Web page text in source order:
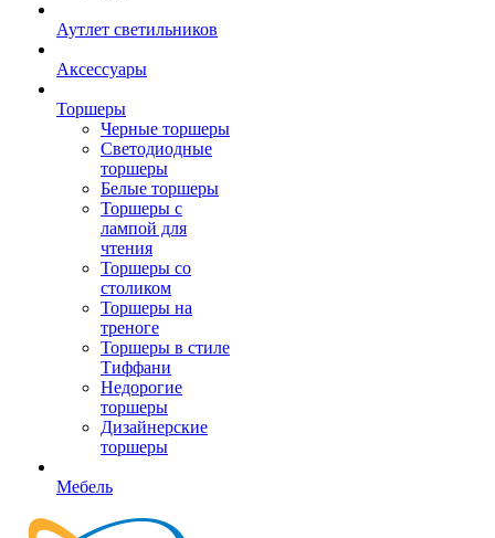
Аутлет светильников
Аксессуары
Торшеры
Черные торшеры
Светодиодные
торшеры
Белые торшеры
Торшеры с
лампой для
чтения
Торшеры со
столиком
Торшеры на
треноге
Торшеры в стиле
Тиффани
Недорогие
торшеры
Дизайнерские
торшеры
Мебель